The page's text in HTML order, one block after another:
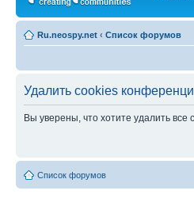
Ru.neospy.net ‹ Список форумов
Удалить cookies
Вы уверены, что хотите удалить
Список форумов